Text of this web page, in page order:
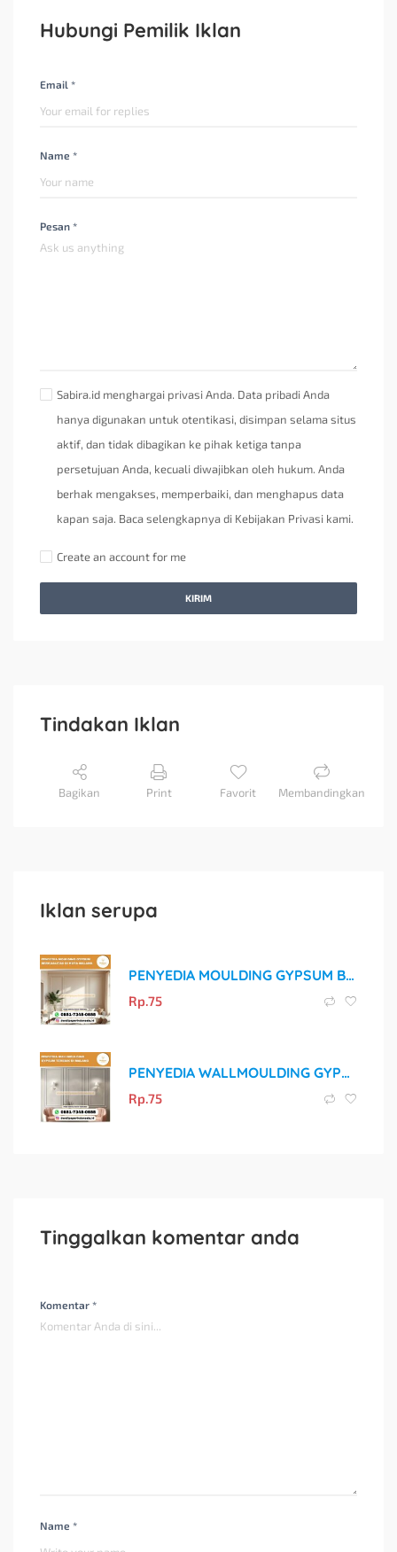
Hubungi Pemilik Iklan
Email *
Name *
Pesan *
Sabira.id menghargai privasi Anda. Data pribadi Anda
hanya digunakan untuk otentikasi, disimpan selama situs
aktif, dan tidak dibagikan ke pihak ketiga tanpa
persetujuan Anda, kecuali diwajibkan oleh hukum. Anda
berhak mengakses, memperbaiki, dan menghapus data
kapan saja. Baca selengkapnya di Kebijakan Privasi kami.
Create an account for me
KIRIM
Tindakan Iklan
Bagikan Print Favorit Membandingkan
Iklan serupa
PENYEDIA MOULDING GYPSUM BERKUALITAS DI KOTA MALANG
Rp.75
PENYEDIA WALLMOULDING GYPSUM TERBAIK DI MALANG
Rp.75
Tinggalkan komentar anda
Komentar *
Name *